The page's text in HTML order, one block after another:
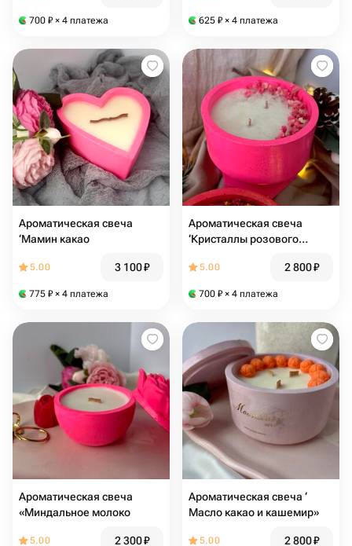
700 ₽ × 4 платежа 625 ₽ × 4 платежа
Ароматическая свеча
‘Мамин какао
5.00 3 100₽
775 ₽ × 4 платежа
Ароматическая свеча
‘Кристаллы розового
5.00 2 800₽
700 ₽ × 4 платежа
Ароматическая свеча
«Миндальное молоко
5.00 2 300₽
Ароматическая свеча ‘
Масло какао и кашемир»
5.00 2 800₽